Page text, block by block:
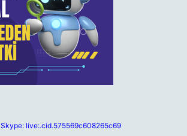
Skype: live:.cid.575569c608265c69